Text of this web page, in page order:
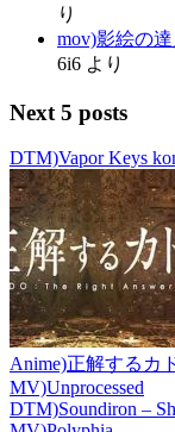
り
mov)影絵の
6i6 より
Next 5 posts
DTM)Vapor Keys
Anime)正解するカ
MV)Unprocessed
DTM)Soundiron –